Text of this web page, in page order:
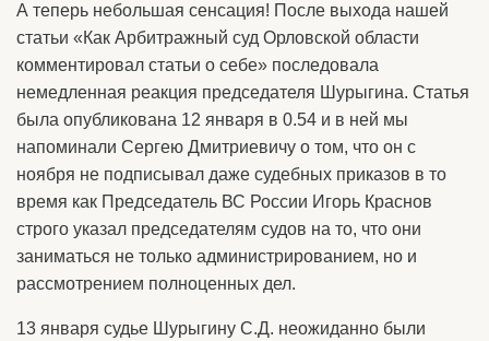
А теперь небольшая сенсация! После выхода нашей
статьи «Как Арбитражный суд Орловской области
комментировал статьи о себе» последовала
немедленная реакция председателя Шурыгина. Статья
была опубликована 12 января в 0.54 и в ней мы
напоминали Сергею Дмитриевичу о том, что он с
ноября не подписывал даже судебных приказов в то
время как Председатель ВС России Игорь Краснов
строго указал председателям судов на то, что они
заниматься не только администрированием, но и
рассмотрением полноценных дел.
13 января судье Шурыгину С.Д. неожиданно были